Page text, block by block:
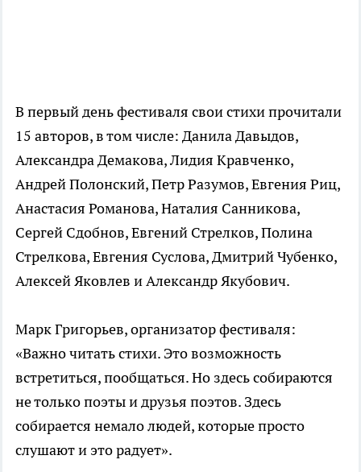
В первый день фестиваля свои стихи прочитали
15 авторов, в том числе: Данила Давыдов,
Александра Демакова, Лидия Кравченко,
Андрей Полонский, Петр Разумов, Евгения Риц,
Анастасия Романова, Наталия Санникова,
Сергей Сдобнов, Евгений Стрелков, Полина
Стрелкова, Евгения Суслова, Дмитрий Чубенко,
Алексей Яковлев и Александр Якубович.
Марк Григорьев, организатор фестиваля:
«Важно читать стихи. Это возможность
встретиться, пообщаться. Но здесь собираются
не только поэты и друзья поэтов. Здесь
собирается немало людей, которые просто
слушают и это радует».